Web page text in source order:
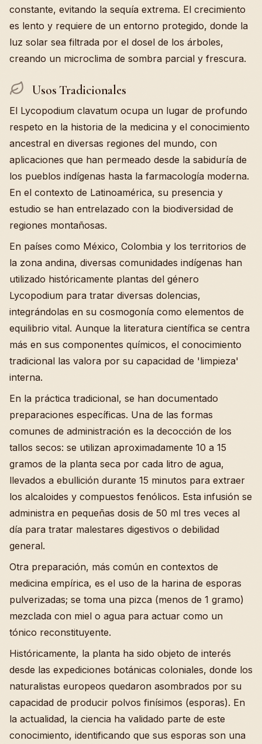
constante, evitando la sequía extrema. El crecimiento
es lento y requiere de un entorno protegido, donde la
luz solar sea filtrada por el dosel de los árboles,
creando un microclima de sombra parcial y frescura.
Usos Tradicionales
El Lycopodium clavatum ocupa un lugar de profundo
respeto en la historia de la medicina y el conocimiento
ancestral en diversas regiones del mundo, con
aplicaciones que han permeado desde la sabiduría de
los pueblos indígenas hasta la farmacología moderna.
En el contexto de Latinoamérica, su presencia y
estudio se han entrelazado con la biodiversidad de
regiones montañosas.
En países como México, Colombia y los territorios de
la zona andina, diversas comunidades indígenas han
utilizado históricamente plantas del género
Lycopodium para tratar diversas dolencias,
integrándolas en su cosmogonía como elementos de
equilibrio vital. Aunque la literatura científica se centra
más en sus componentes químicos, el conocimiento
tradicional las valora por su capacidad de 'limpieza'
interna.
En la práctica tradicional, se han documentado
preparaciones específicas. Una de las formas
comunes de administración es la decocción de los
tallos secos: se utilizan aproximadamente 10 a 15
gramos de la planta seca por cada litro de agua,
llevados a ebullición durante 15 minutos para extraer
los alcaloides y compuestos fenólicos. Esta infusión se
administra en pequeñas dosis de 50 ml tres veces al
día para tratar malestares digestivos o debilidad
general.
Otra preparación, más común en contextos de
medicina empírica, es el uso de la harina de esporas
pulverizadas; se toma una pizca (menos de 1 gramo)
mezclada con miel o agua para actuar como un
tónico reconstituyente.
Históricamente, la planta ha sido objeto de interés
desde las expediciones botánicas coloniales, donde los
naturalistas europeos quedaron asombrados por su
capacidad de producir polvos finísimos (esporas). En
la actualidad, la ciencia ha validado parte de este
conocimiento, identificando que sus esporas son una